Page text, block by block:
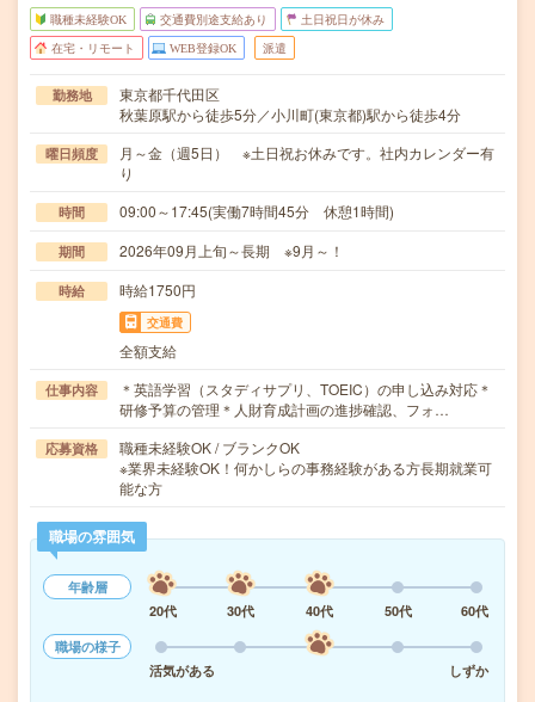
職種未経験OK 交通費別途支給あり 土日祝日が休み
在宅・リモート WEB登録OK 派遣
勤務地
東京都千代田区
秋葉原駅から徒歩5分／小川町(東京都)駅から徒歩4分
曜日頻度
月～金（週5日） ※土日祝お休みです。社内カレンダー有
り
時間 09:00～17:45(実働7時間45分 休憩1時間)
期間 2026年09月上旬～長期 ※9月～！
時給 時給1750円
交通費
全額支給
仕事内容
＊英語学習（スタディサプリ、TOEIC）の申し込み対応＊
研修予算の管理＊人財育成計画の進捗確認、フォ…
応募資格
職種未経験OK / ブランクOK
※業界未経験OK！何かしらの事務経験がある方長期就業可
能な方
職場の雰囲気
年齢層
20代
30代 40代 50代
60代
職場の様子
活気がある
しずか